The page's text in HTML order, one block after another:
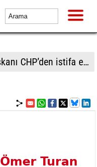
232 belediye başkanı CHP’den istifa etti
Ömer Turan